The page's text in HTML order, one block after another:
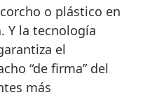
o plástico en
Y la tecnología
el
“de firma” del
más